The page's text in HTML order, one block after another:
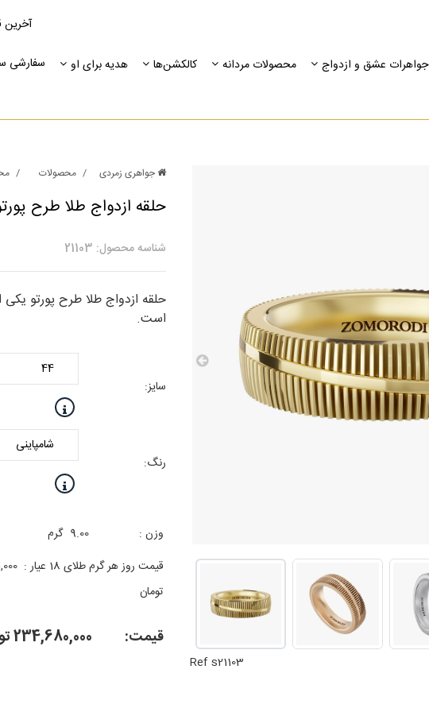
جواهرات عشق و ازدواج محصولات مردانه کالکشن‌ها هدیه برای او
سفارشی
Ref s21103
جواهری زمردی محصولات
حلقه ازدواج طلا طرح
شناسه محصول: 21103
حلقه ازدواج طلا طرح پورتو
است.
سایز:
رنگ:
وزن : 9.00 گرم
قیمت روز هر گرم طلای 18 عیار :
تومان
قیمت: 234,680,000